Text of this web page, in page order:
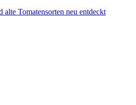
Tomatensorten neu entdeckt